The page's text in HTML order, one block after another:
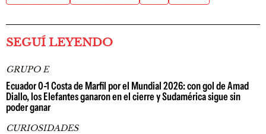
SEGUÍ LEYENDO
GRUPO E
Ecuador 0-1 Costa de Marfil por el Mundial 2026: con gol de Amad
Diallo, los Elefantes ganaron en el cierre y Sudamérica sigue sin
poder ganar
CURIOSIDADES